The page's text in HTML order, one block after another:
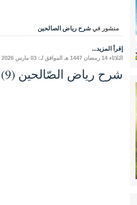
منشور في شرح رياض الصالحين
إقرأ المزيد...
الثلاثاء 14 رمضان 1447 هـ الموافق لـ: 03 مارس 2026 20:45
شرح رياض الصّالحين (9) شرح الحديث الثّاني: (يغزو جيشٌ الكعبةَ ...)